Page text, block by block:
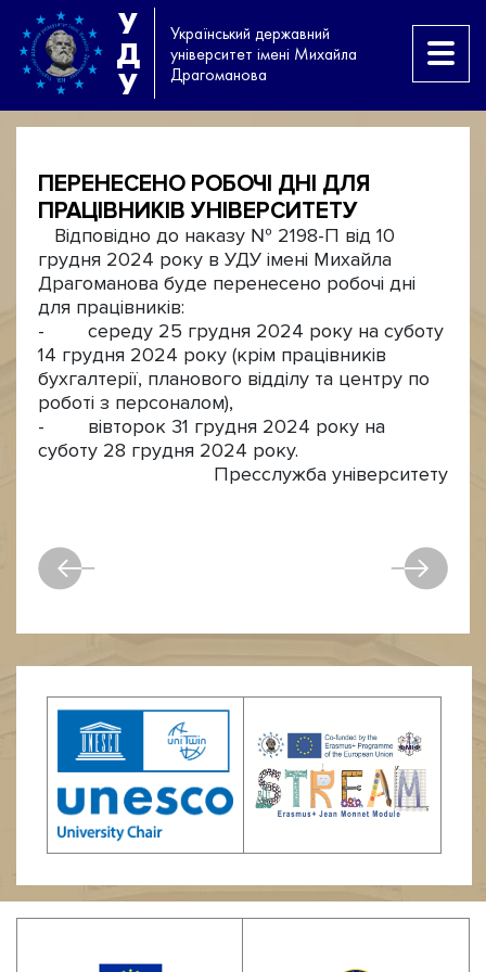
У
Д
У
Український державний
університет імені Михайла
Драгоманова
ПЕРЕНЕСЕНО РОБОЧІ ДНІ ДЛЯ
ПРАЦІВНИКІВ УНІВЕРСИТЕТУ
Відповідно до наказу № 2198-П від 10
грудня 2024 року в УДУ імені Михайла
Драгоманова буде перенесено робочі дні
для працівників:
- середу 25 грудня 2024 року на суботу
14 грудня 2024 року (крім працівників
бухгалтерії, планового відділу та центру по
роботі з персоналом),
- вівторок 31 грудня 2024 року на
суботу 28 грудня 2024 року.
Пресслужба університету